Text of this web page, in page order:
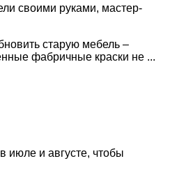
своими руками, мастер-
старую мебель –
фабричные краски не ...
июле и августе, чтобы